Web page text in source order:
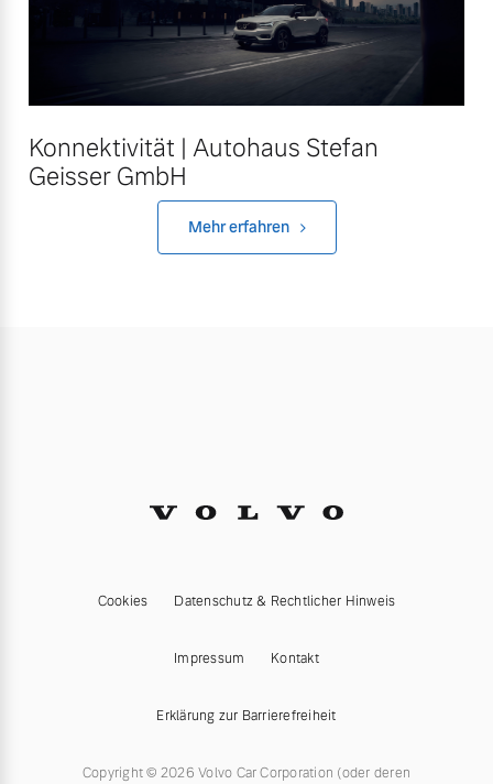
Konnektivität | Autohaus Stefan
Geisser GmbH
Mehr erfahren
Cookies Datenschutz & Rechtlicher Hinweis
Impressum Kontakt
Erklärung zur Barrierefreiheit
Copyright © 2026 Volvo Car Corporation (oder deren